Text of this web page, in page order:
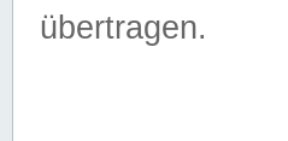
übertragen.